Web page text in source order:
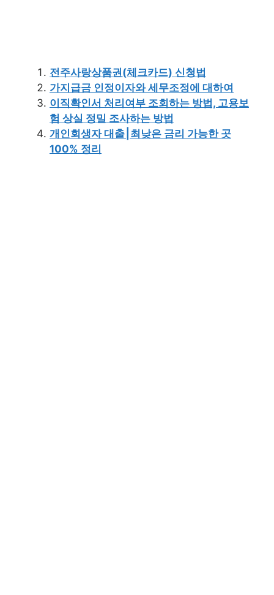
전주사랑상품권(체크카드) 신청법
가지급금 인정이자와 세무조정에 대하여
이직확인서 처리여부 조회하는 방법, 고용보
험 상실 정밀 조사하는 방법
개인회생자 대출⎮최낮은 금리 가능한 곳
100% 정리